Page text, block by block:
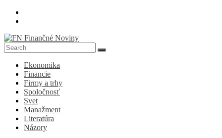
Skip
FN
Finančné
Noviny
Denník
ekonomike
spoločnosti
Ekonomika
Financie
Firmy a trhy
Spoločnosť
Svet
Manažment
Literatúra
Názory